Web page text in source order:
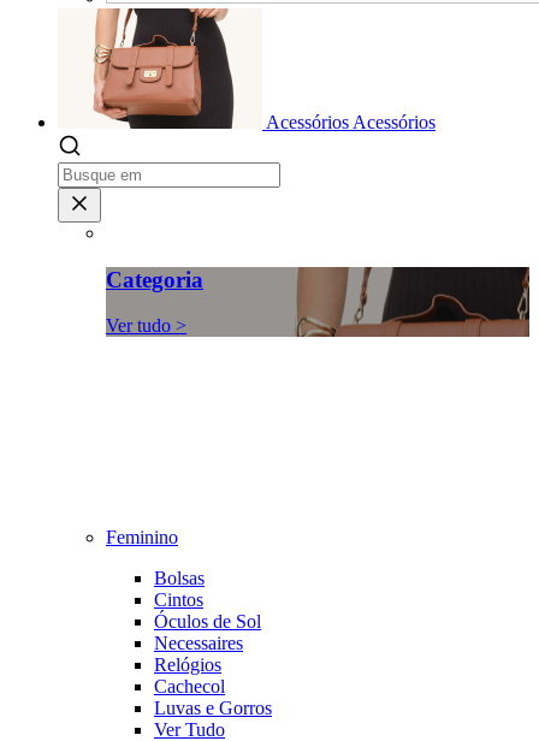
Acessórios Acessórios
Categoria
Ver tudo >
Feminino
Bolsas
Cintos
Óculos de Sol
Necessaires
Relógios
Cachecol
Luvas e Gorros
Ver Tudo